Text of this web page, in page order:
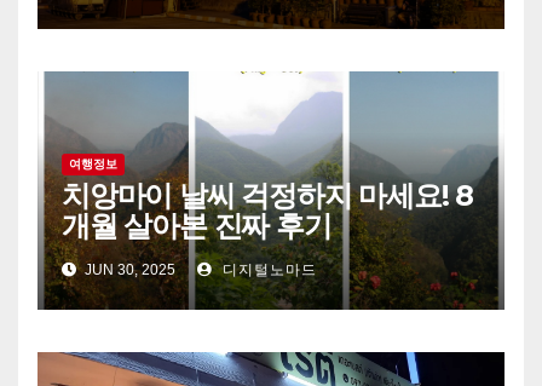
여행정보
치앙마이 날씨 걱정하지 마세요! 8
개월 살아본 진짜 후기
JUN 30, 2025 디지털노마드